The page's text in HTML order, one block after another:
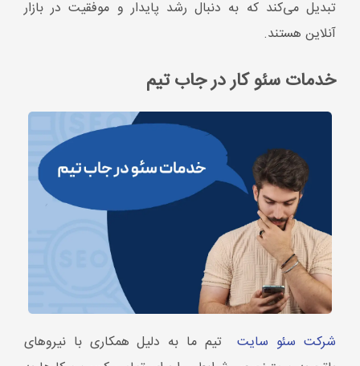
تیم ما به دلیل همکاری با نیروهای
باتجربه و متخصص شرایطی را برای تمامی کسب و کارها به
وجود می‌آورد تا بتوانند به راحتی شغل خود را در فضای
مجازی نیز ارتقا دهند. افراد زیادی امروزه سعی دارند تا
خدمات سئو سایت حرفه ای
را برای وب سایت‌های مختلف
اجرا و پیاده سازی کنند که اغلب باعث از دست رفتن سرمایه
شده و در نهایت پروژه با شکست مواجه می‌شود، این عامل
باعث می‌شود تا اعتماد مردم نسبت به فعالان و کارشناسان
در این حوزه کاهش پیدا کند.